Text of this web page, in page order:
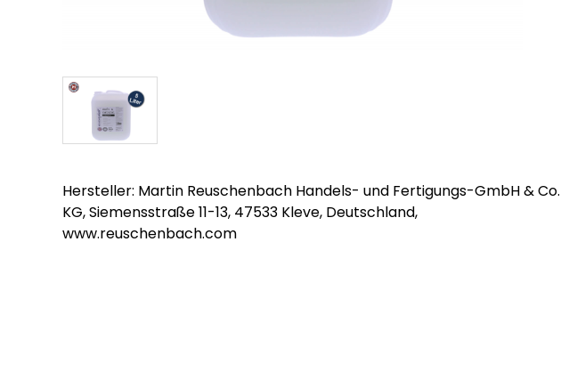
Hersteller: Martin Reuschenbach Handels- und Fertigungs-GmbH & Co.
KG, Siemensstraße 11-13, 47533 Kleve, Deutschland,
www.reuschenbach.com